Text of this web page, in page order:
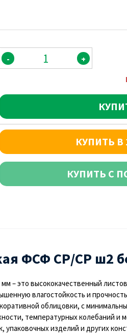
- +
КУПИТЬ В
КУПИТЬ С
ФСФ СР/СР ш2
– это высококачественный
влагостойкость и
облицовки, с
температурных колебаний и
изделий и других